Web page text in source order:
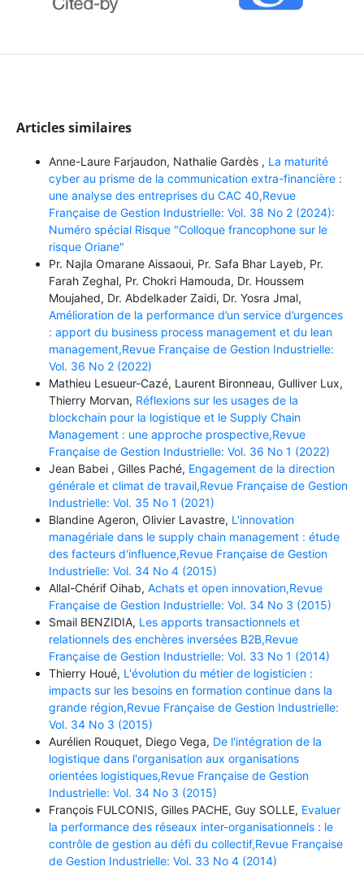
Articles similaires
Anne-Laure Farjaudon, Nathalie Gardès , La maturité
cyber au prisme de la communication extra-financière :
une analyse des entreprises du CAC 40,Revue
Française de Gestion Industrielle: Vol. 38 No 2 (2024):
Numéro spécial Risque "Colloque francophone sur le
risque Oriane"
Pr. Najla Omarane Aissaoui, Pr. Safa Bhar Layeb, Pr.
Farah Zeghal, Pr. Chokri Hamouda, Dr. Houssem
Moujahed, Dr. Abdelkader Zaidi, Dr. Yosra Jmal,
Amélioration de la performance d’un service d’urgences
: apport du business process management et du lean
management,Revue Française de Gestion Industrielle:
Vol. 36 No 2 (2022)
Mathieu Lesueur-Cazé, Laurent Bironneau, Gulliver Lux,
Thierry Morvan, Réflexions sur les usages de la
blockchain pour la logistique et le Supply Chain
Management : une approche prospective,Revue
Française de Gestion Industrielle: Vol. 36 No 1 (2022)
Jean Babei , Gilles Paché, Engagement de la direction
générale et climat de travail,Revue Française de Gestion
Industrielle: Vol. 35 No 1 (2021)
Blandine Ageron, Olivier Lavastre, L'innovation
managériale dans le supply chain management : étude
des facteurs d'influence,Revue Française de Gestion
Industrielle: Vol. 34 No 4 (2015)
Allal-Chérif Oihab, Achats et open innovation,Revue
Française de Gestion Industrielle: Vol. 34 No 3 (2015)
Smail BENZIDIA, Les apports transactionnels et
relationnels des enchères inversées B2B,Revue
Française de Gestion Industrielle: Vol. 33 No 1 (2014)
Thierry Houé, L'évolution du métier de logisticien :
impacts sur les besoins en formation continue dans la
grande région,Revue Française de Gestion Industrielle:
Vol. 34 No 3 (2015)
Aurélien Rouquet, Diego Vega, De l'intégration de la
logistique dans l'organisation aux organisations
orientées logistiques,Revue Française de Gestion
Industrielle: Vol. 34 No 3 (2015)
François FULCONIS, Gilles PACHE, Guy SOLLE, Evaluer
la performance des réseaux inter-organisationnels : le
contrôle de gestion au défi du collectif,Revue Française
de Gestion Industrielle: Vol. 33 No 4 (2014)